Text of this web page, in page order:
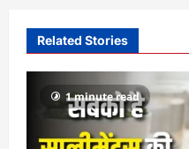
g
Related Stories
1 minute read